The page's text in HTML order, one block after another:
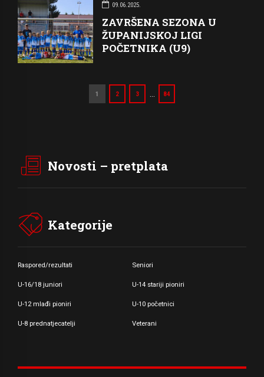
09.06.2025.
ZAVRŠENA SEZONA U
ŽUPANIJSKOJ LIGI
POČETNIKA (U9)
1 2 3 84
Novosti – pretplata
Kategorije
Raspored/rezultati Seniori
U-16/18 juniori U-14 stariji pioniri
U-12 mlađi pioniri U-10 početnici
U-8 prednatjecatelji Veterani